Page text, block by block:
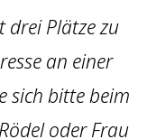
Plätze zu
an einer
sich bitte beim
oder Frau